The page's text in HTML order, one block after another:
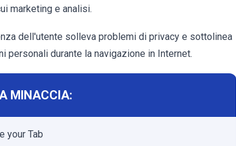
marketing e analisi.
dell'utente solleva problemi di privacy e sottolinea
durante la navigazione in Internet.
MINACCIA:
your Tab